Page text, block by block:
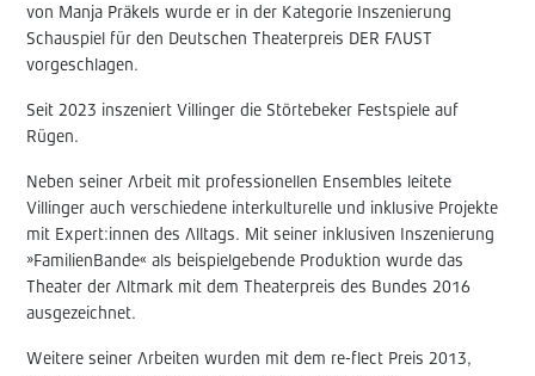
von Manja Präkels wurde er in der Kategorie Inszenierung
Schauspiel für den Deutschen Theaterpreis DER FAUST
vorgeschlagen.
Seit 2023 inszeniert Villinger die Störtebeker Festspiele auf
Rügen.
Neben seiner Arbeit mit professionellen Ensembles leitete
Villinger auch verschiedene interkulturelle und inklusive Projekte
mit Expert:innen des Alltags. Mit seiner inklusiven Inszenierung
»FamilienBande« als beispielgebende Produktion wurde das
Theater der Altmark mit dem Theaterpreis des Bundes 2016
ausgezeichnet.
Weitere seiner Arbeiten wurden mit dem re-flect Preis 2013,